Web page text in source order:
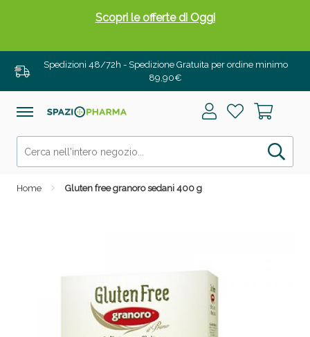
Spedizioni 48/72h - Spedizione Gratuita per ordine minimo
89,90€
Home Gluten free granoro sedani 400 g
Scopri le offerte di Oggi